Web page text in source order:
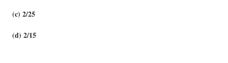
(c) 2/25
(d) 2/15